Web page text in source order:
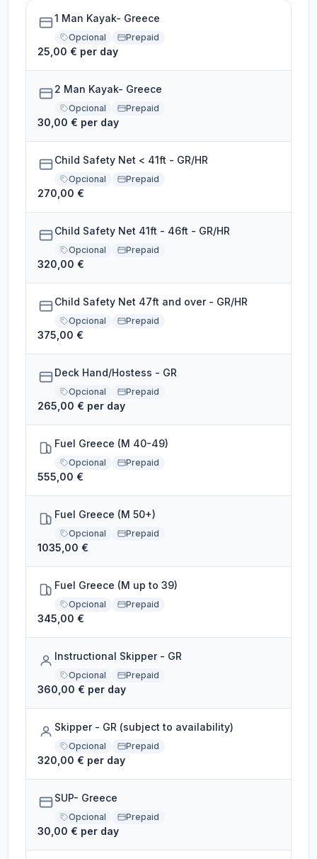
1 Man Kayak- Greece
Opcional Prepaid
25,00 € per day
2 Man Kayak- Greece
Opcional Prepaid
30,00 € per day
Child Safety Net < 41ft - GR/HR
Opcional Prepaid
270,00 €
Child Safety Net 41ft - 46ft - GR/HR
Opcional Prepaid
320,00 €
Child Safety Net 47ft and over - GR/HR
Opcional Prepaid
375,00 €
Deck Hand/Hostess - GR
Opcional Prepaid
265,00 € per day
Fuel Greece (M 40-49)
Opcional Prepaid
555,00 €
Fuel Greece (M 50+)
Opcional Prepaid
1035,00 €
Fuel Greece (M up to 39)
Opcional Prepaid
345,00 €
Instructional Skipper - GR
Opcional Prepaid
360,00 € per day
Skipper - GR (subject to availability)
Opcional Prepaid
320,00 € per day
SUP- Greece
Opcional Prepaid
30,00 € per day